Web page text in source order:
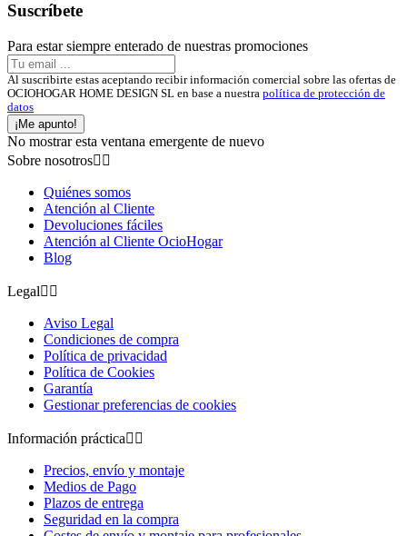
Suscríbete
Para estar siempre enterado de nuestras promociones
Al suscribirte estas aceptando recibir información comercial sobre las ofertas de
OCIOHOGAR HOME DESIGN SL en base a nuestra política de protección de
datos
¡Me apunto!
No mostrar esta ventana emergente de nuevo
Sobre nosotros 
Quiénes somos
Atención al Cliente
Devoluciones fáciles
Atención al Cliente OcioHogar
Blog
Legal 
Aviso Legal
Condiciones de compra
Política de privacidad
Política de Cookies
Garantía
Gestionar preferencias de cookies
Información práctica 
Precios, envío y montaje
Medios de Pago
Plazos de entrega
Seguridad en la compra